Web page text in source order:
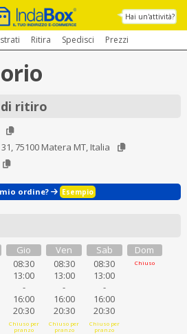
Hai un'attività?
Ritira Spedisci Prezzi
ritiro
75100 Matera MT, Italia
ordine? Esempio
Gio
08:30
13:00
-
16:00
20:30
Chiuso per
pranzo
Ven
08:30
13:00
-
16:00
20:30
Chiuso per
pranzo
Sab
08:30
13:00
-
16:00
20:30
Chiuso per
pranzo
Dom
Chiuso